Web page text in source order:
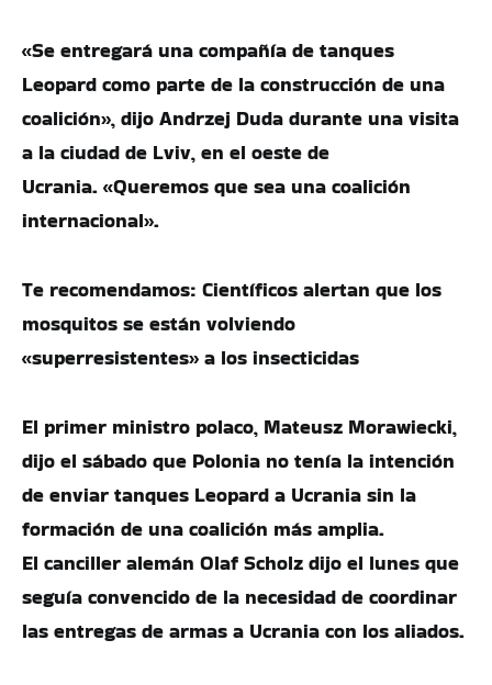
«Se entregará una compañía de tanques
Leopard como parte de la construcción de una
coalición», dijo Andrzej Duda durante una visita
a la ciudad de Lviv, en el oeste de
Ucrania. «Queremos que sea una coalición
internacional».
Te recomendamos: Científicos alertan que los
mosquitos se están volviendo
«superresistentes» a los insecticidas
El primer ministro polaco, Mateusz Morawiecki,
dijo el sábado que Polonia no tenía la intención
de enviar tanques Leopard a Ucrania sin la
formación de una coalición más amplia.
El canciller alemán Olaf Scholz dijo el lunes que
seguía convencido de la necesidad de coordinar
las entregas de armas a Ucrania con los aliados.